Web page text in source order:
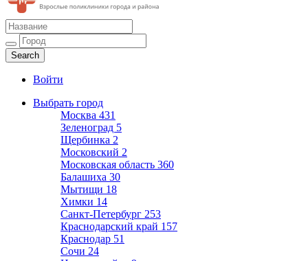
Поликлиники
Взрослые поликлиники города и района
Войти
Выбрать город
Москва 431
Зеленоград 5
Щербинка 2
Московский 2
Московская область 360
Балашиха 30
Мытищи 18
Химки 14
Санкт-Петербург 253
Краснодарский край 157
Краснодар 51
Сочи 24